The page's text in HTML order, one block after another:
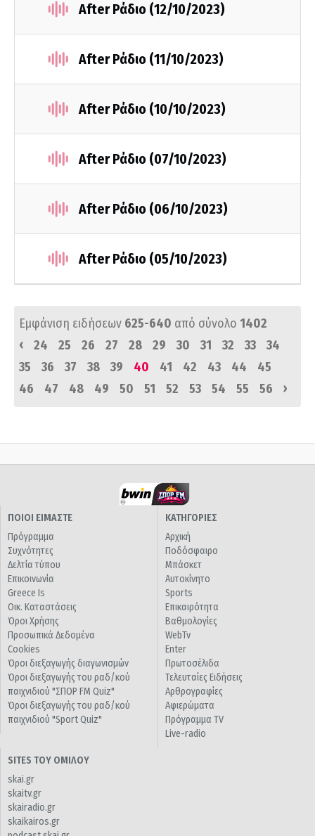
After Ράδιο (12/10/2023)
After Ράδιο (11/10/2023)
After Ράδιο (10/10/2023)
After Ράδιο (07/10/2023)
After Ράδιο (06/10/2023)
After Ράδιο (05/10/2023)
Εμφάνιση ειδήσεων 625-640 από σύνολο 1402
‹
24 25 26 27 28 29 30 31 32 33
34
35
36 37 38 39 40 41 42 43 44
45
46
47 48 49 50 51 52 53 54 55 56 ›
ΠΟΙΟΙ ΕΙΜΑΣΤΕ
Πρόγραμμα
Συχνότητες
Δελτία τύπου
Επικοινωνία
Greece Is
Οικ. Καταστάσεις
Όροι Χρήσης
Προσωπικά Δεδομένα
Cookies
Όροι διεξαγωγής διαγωνισμών
Όροι διεξαγωγής του ραδ/κού
παιχνιδιού "ΣΠΟΡ FM Quiz"
Όροι διεξαγωγής του ραδ/κού
παιχνιδιού "Sport Quiz"
ΚΑΤΗΓΟΡΙΕΣ
Αρχική
Ποδόσφαιρο
Μπάσκετ
Αυτοκίνητο
Sports
Επικαιρότητα
Βαθμολογίες
WebTv
Enter
Πρωτοσέλιδα
Τελευταίες Ειδήσεις
Αρθρογραφίες
Αφιερώματα
Πρόγραμμα TV
Live-radio
SITES ΤΟΥ ΟΜΙΛΟΥ
skai.gr
skaitv.gr
skairadio.gr
skaikairos.gr